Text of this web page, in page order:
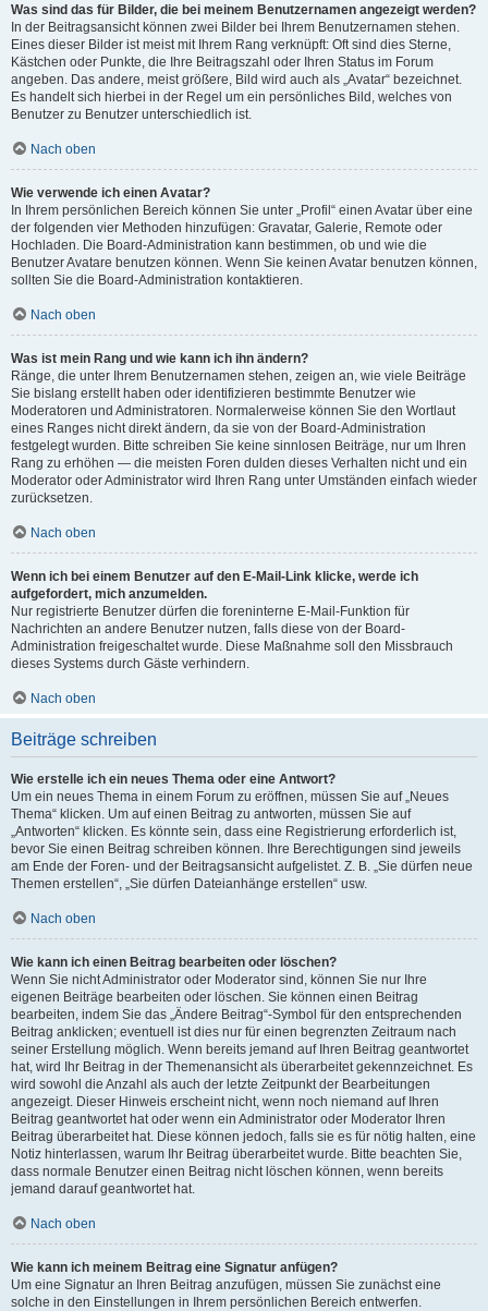
Was sind das für Bilder, die bei meinem Benutzernamen angezeigt werden?
In der Beitragsansicht können zwei Bilder bei Ihrem Benutzernamen stehen.
Eines dieser Bilder ist meist mit Ihrem Rang verknüpft: Oft sind dies Sterne,
Kästchen oder Punkte, die Ihre Beitragszahl oder Ihren Status im Forum
angeben. Das andere, meist größere, Bild wird auch als „Avatar“ bezeichnet.
Es handelt sich hierbei in der Regel um ein persönliches Bild, welches von
Benutzer zu Benutzer unterschiedlich ist.
Nach oben
Wie verwende ich einen Avatar?
In Ihrem persönlichen Bereich können Sie unter „Profil“ einen Avatar über eine
der folgenden vier Methoden hinzufügen: Gravatar, Galerie, Remote oder
Hochladen. Die Board-Administration kann bestimmen, ob und wie die
Benutzer Avatare benutzen können. Wenn Sie keinen Avatar benutzen können,
sollten Sie die Board-Administration kontaktieren.
Nach oben
Was ist mein Rang und wie kann ich ihn ändern?
Ränge, die unter Ihrem Benutzernamen stehen, zeigen an, wie viele Beiträge
Sie bislang erstellt haben oder identifizieren bestimmte Benutzer wie
Moderatoren und Administratoren. Normalerweise können Sie den Wortlaut
eines Ranges nicht direkt ändern, da sie von der Board-Administration
festgelegt wurden. Bitte schreiben Sie keine sinnlosen Beiträge, nur um Ihren
Rang zu erhöhen — die meisten Foren dulden dieses Verhalten nicht und ein
Moderator oder Administrator wird Ihren Rang unter Umständen einfach wieder
zurücksetzen.
Nach oben
Wenn ich bei einem Benutzer auf den E-Mail-Link klicke, werde ich
aufgefordert, mich anzumelden.
Nur registrierte Benutzer dürfen die foreninterne E-Mail-Funktion für
Nachrichten an andere Benutzer nutzen, falls diese von der Board-
Administration freigeschaltet wurde. Diese Maßnahme soll den Missbrauch
dieses Systems durch Gäste verhindern.
Nach oben
Beiträge schreiben
Wie erstelle ich ein neues Thema oder eine Antwort?
Um ein neues Thema in einem Forum zu eröffnen, müssen Sie auf „Neues
Thema“ klicken. Um auf einen Beitrag zu antworten, müssen Sie auf
„Antworten“ klicken. Es könnte sein, dass eine Registrierung erforderlich ist,
bevor Sie einen Beitrag schreiben können. Ihre Berechtigungen sind jeweils
am Ende der Foren- und der Beitragsansicht aufgelistet. Z. B. „Sie dürfen neue
Themen erstellen“, „Sie dürfen Dateianhänge erstellen“ usw.
Nach oben
Wie kann ich einen Beitrag bearbeiten oder löschen?
Wenn Sie nicht Administrator oder Moderator sind, können Sie nur Ihre
eigenen Beiträge bearbeiten oder löschen. Sie können einen Beitrag
bearbeiten, indem Sie das „Ändere Beitrag“-Symbol für den entsprechenden
Beitrag anklicken; eventuell ist dies nur für einen begrenzten Zeitraum nach
seiner Erstellung möglich. Wenn bereits jemand auf Ihren Beitrag geantwortet
hat, wird Ihr Beitrag in der Themenansicht als überarbeitet gekennzeichnet. Es
wird sowohl die Anzahl als auch der letzte Zeitpunkt der Bearbeitungen
angezeigt. Dieser Hinweis erscheint nicht, wenn noch niemand auf Ihren
Beitrag geantwortet hat oder wenn ein Administrator oder Moderator Ihren
Beitrag überarbeitet hat. Diese können jedoch, falls sie es für nötig halten, eine
Notiz hinterlassen, warum Ihr Beitrag überarbeitet wurde. Bitte beachten Sie,
dass normale Benutzer einen Beitrag nicht löschen können, wenn bereits
jemand darauf geantwortet hat.
Nach oben
Wie kann ich meinem Beitrag eine Signatur anfügen?
Um eine Signatur an Ihren Beitrag anzufügen, müssen Sie zunächst eine
solche in den Einstellungen in Ihrem persönlichen Bereich entwerfen.